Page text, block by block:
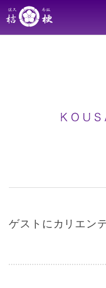
Skip
to
content
ゲストにカリエン